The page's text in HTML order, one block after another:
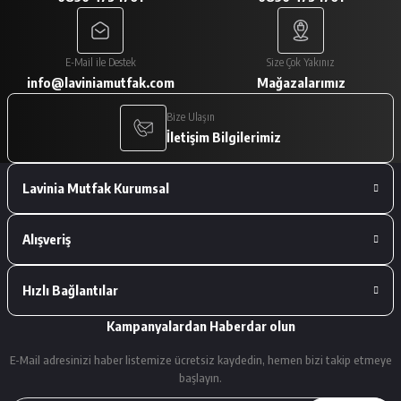
Paketleme çok iyiydi. Ürünler tam
istediğimiz gibiydi.
A... V... | 29/01/2026
Deneyimini Paylaş
E-Mail ile Destek
info@laviniamutfak.com
Size Çok Yakınız
Mağazalarımız
Bize Ulaşın
İletişim Bilgilerimiz
Lavinia Mutfak Kurumsal
Alışveriş
Hızlı Bağlantılar
Kampanyalardan Haberdar olun
E-Mail adresinizi haber listemize ücretsiz kaydedin, hemen bizi takip etmeye
başlayın.